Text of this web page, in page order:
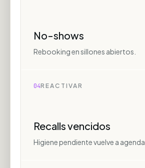
No-shows
Rebooking en sillones abiertos.
04REACTIVAR
Recalls vencidos
Higiene pendiente vuelve a agenda.